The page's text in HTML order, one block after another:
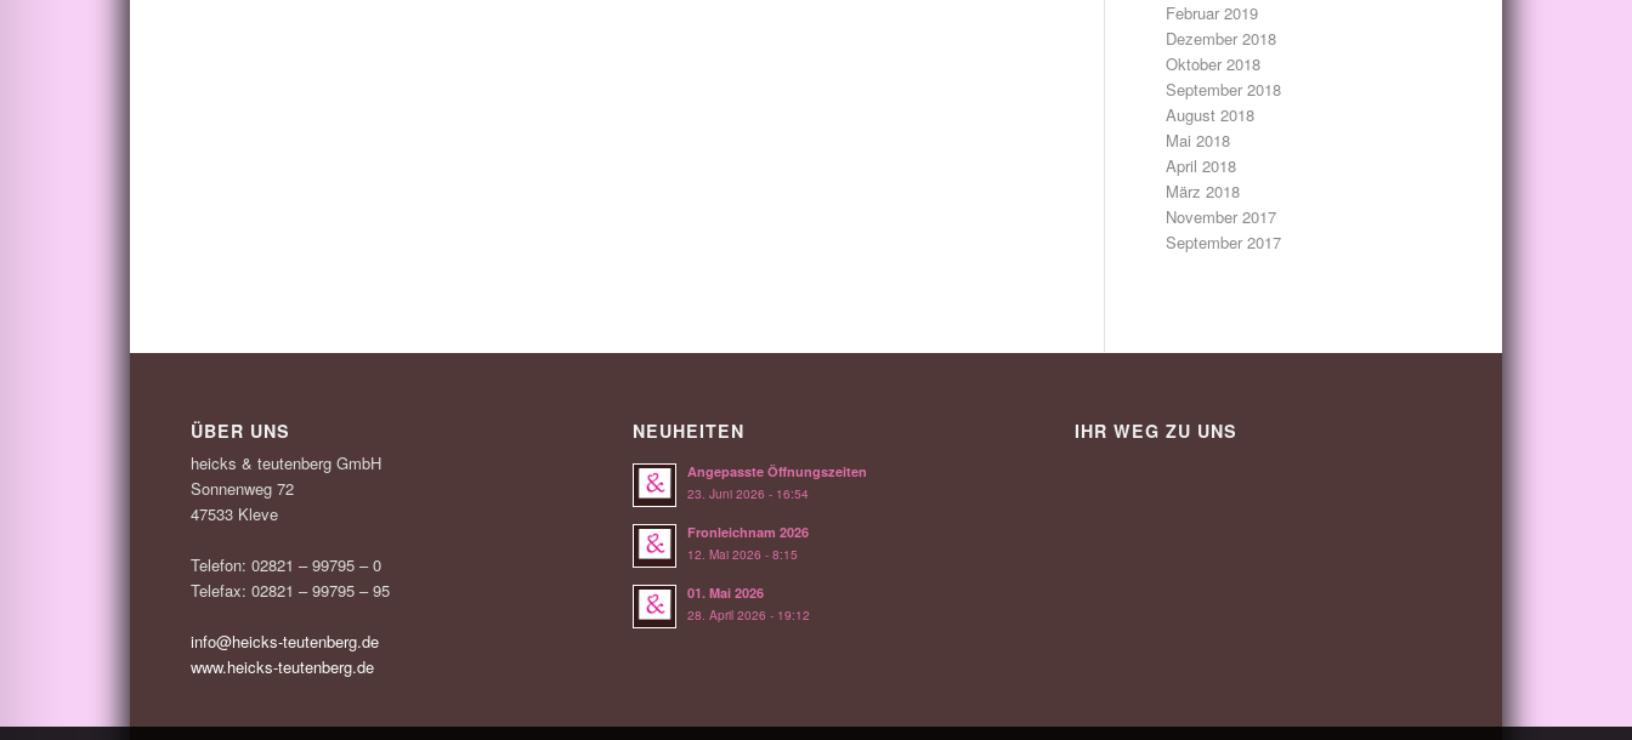
Februar 2019
Dezember 2018
Oktober 2018
September 2018
August 2018
Mai 2018
April 2018
März 2018
November 2017
September 2017
ÜBER UNS
heicks & teutenberg GmbH
Sonnenweg 72
47533 Kleve
Telefon: 02821 – 99795 – 0
Telefax: 02821 – 99795 – 95
info@heicks-teutenberg.de
www.heicks-teutenberg.de
NEUHEITEN
Angepasste Öffnungszeiten
23. Juni 2026 - 16:54
Fronleichnam 2026
12. Mai 2026 - 8:15
01. Mai 2026
28. April 2026 - 19:12
IHR WEG ZU UNS